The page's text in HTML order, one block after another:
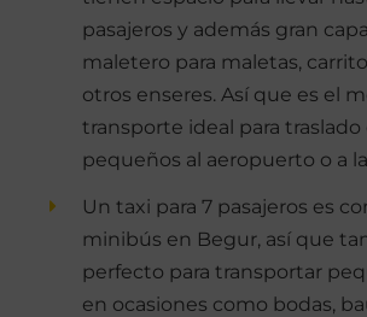
pasajeros y además gran
maletero para maletas,
otros enseres. Así que es el
transporte ideal para
pequeños al aeropuerto o a
Un taxi para 7 pasajeros es
minibús en Begur, así que
perfecto para transportar
en ocasiones como bodas,